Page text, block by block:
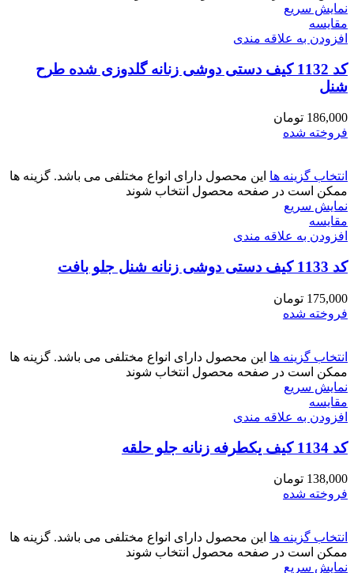
نمایش سریع
مقايسه
افزودن به علاقه مندی
کد 1132 کیف دستی دوشی زنانه گلدوزی شده طرح
شنل
186,000 تومان
فروخته شده
انتخاب گزینه ها این محصول دارای انواع مختلفی می باشد. گزینه ها
ممکن است در صفحه محصول انتخاب شوند
نمایش سریع
مقايسه
افزودن به علاقه مندی
کد 1133 کیف دستی دوشی زنانه شنل جلو بافت
175,000 تومان
فروخته شده
انتخاب گزینه ها این محصول دارای انواع مختلفی می باشد. گزینه ها
ممکن است در صفحه محصول انتخاب شوند
نمایش سریع
مقايسه
افزودن به علاقه مندی
کد 1134 کیف یکطرفه زنانه جلو حلقه
138,000 تومان
فروخته شده
انتخاب گزینه ها این محصول دارای انواع مختلفی می باشد. گزینه ها
ممکن است در صفحه محصول انتخاب شوند
نمایش سریع